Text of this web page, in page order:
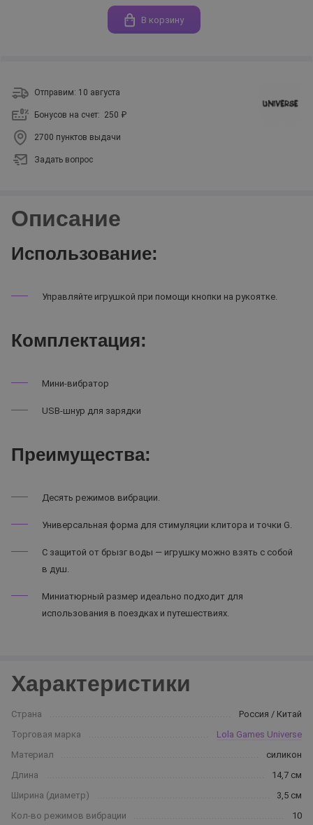
В корзину
Отправим: 10 августа
Бонусов на счет: 250 ₽
2700 пунктов выдачи
Задать вопрос
Описание
Использование:
Управляйте игрушкой при помощи кнопки на рукоятке.
Комплектация:
Мини-вибратор
USB-шнур для зарядки
Преимущества:
Десять режимов вибрации.
Универсальная форма для стимуляции клитора и точки G.
С защитой от брызг воды — игрушку можно взять с собой
в душ.
Миниатюрный размер идеально подходит для
использования в поездках и путешествиях.
Характеристики
Страна
Россия / Китай
Торговая марка
Lola Games Universe
Материал
силикон
Длина
14,7 см
Ширина (диаметр)
3,5 см
Кол-во режимов вибрации
10